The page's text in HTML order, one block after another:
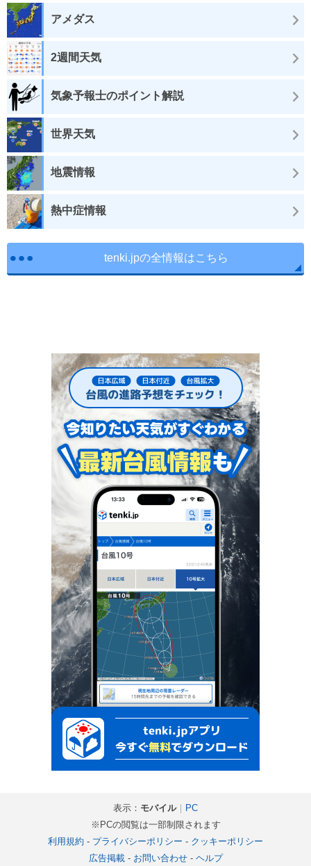
アメダス
2週間天気
気象予報士のポイント解説
世界天気
地震情報
熱中症情報
tenki.jpの全情報はこちら
表示： モバイル｜ PC
※PCの閲覧は一部制限されます
利用規約 - プライバシーポリシー - クッキーポリシー
広告掲載- お問い合わせ- ヘルプ